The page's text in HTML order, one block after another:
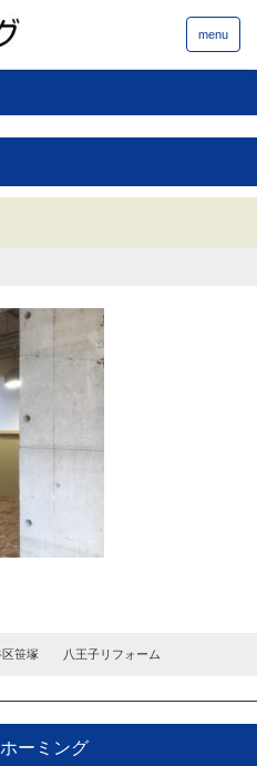
menu
区笹塚 八王子リフォーム
ーミング